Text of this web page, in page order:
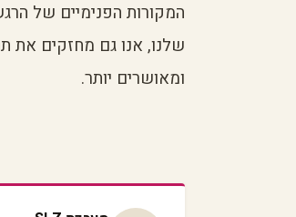
המקורות הפנימיים של
שלנו, אנו גם מחזקים את
ומאושרים יותר.